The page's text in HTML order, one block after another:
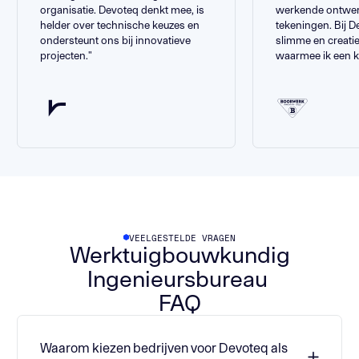
organisatie. Devoteq denkt mee, is
helder over technische keuzes en
ondersteunt ons bij innovatieve
projecten."
werkende
tekeningen. Bij
slimme en
waarmee ik een
VEELGESTELDE VRAGEN
Werktuigbouwkundig
Ingenieursbureau
FAQ
Waarom kiezen bedrijven voor Devoteq als